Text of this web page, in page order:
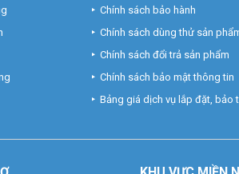
Chính sách bảo hành
Chính sách dùng thử sản
Chính sách đổi trả sản phẩm
Chính sách bảo mật thông tin
Bảng giá dịch vụ lắp đặt, bảo